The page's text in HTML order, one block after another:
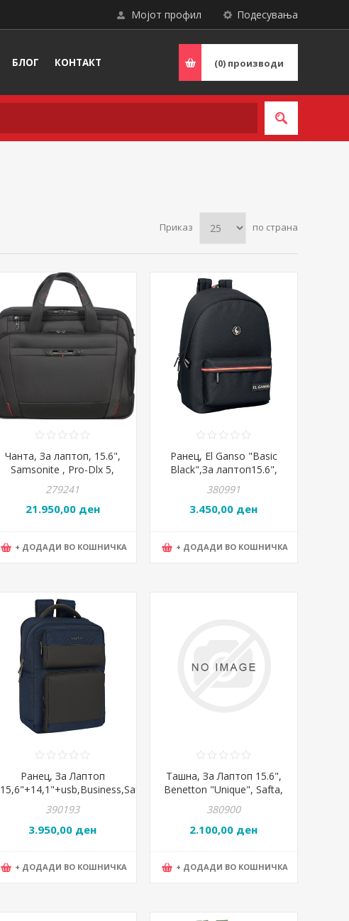
Подесувања
Мојот профил
БЛОГ КОНТАКТ (0) производи
Приказ по страна
Чанта, За лаптоп, 15.6",
Samsonite , Pro-Dlx 5,
106352/1041,42*30,5*15/20цм,Црна
279241
21.950,00 ден
+ ДОДАДИ ВО КОШНИЧКА
Ранец, El Ganso "Basic
Black",За лаптоп15.6",
Safta, 642463820,
31*44*18цм,Црна
380991
3.450,00 ден
+ ДОДАДИ ВО КОШНИЧКА
Ранец, За Лаптоп
15,6"+14,1"+usb,Business,Safta,
642201377,31*44*13цм,Темно
Сина
390193
3.950,00 ден
+ ДОДАДИ ВО КОШНИЧКА
Ташна, За Лаптоп 15.6",
Benetton "Unique", Safta,
612552461, 40*27*4цм
380900
2.100,00 ден
+ ДОДАДИ ВО КОШНИЧКА